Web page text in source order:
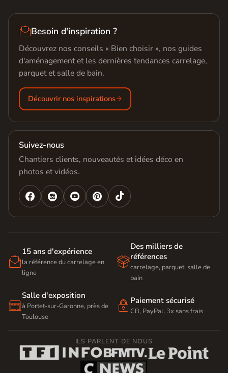
Besoin d'inspiration ?
Découvrez nos conseils « Bien choisir », nos guides
d'aménagement et les dernières tendances carrelage,
parquet et salle de bain.
Découvrir nos inspirations
Suivez-nous
Chantiers clients, nouveautés et idées déco en
photos et vidéos.
   

15 ans d'expérience
la référence du carrelage en
ligne

Des milliers de
références
carrelage, parquet, salle de
bain

Salle d'exposition
à Portet-sur-Garonne, près de
Toulouse
 Paiement sécurisé
CB, PayPal, 3x sans frais
ILS PARLENT DE NOUS